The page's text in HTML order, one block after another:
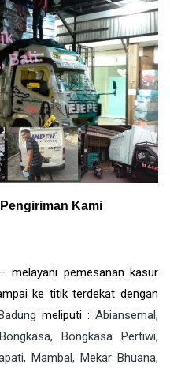
Kami
melayani pemesanan kasur
ke titik terdekat dengan
meliputi : Abiansemal,
Bongkasa Pertiwi,
Mambal, Mekar Bhuana,